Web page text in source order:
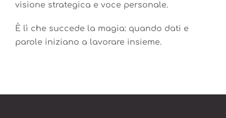
visione strategica e voce personale.
È lì che succede la magia: quando dati e
parole iniziano a lavorare insieme.